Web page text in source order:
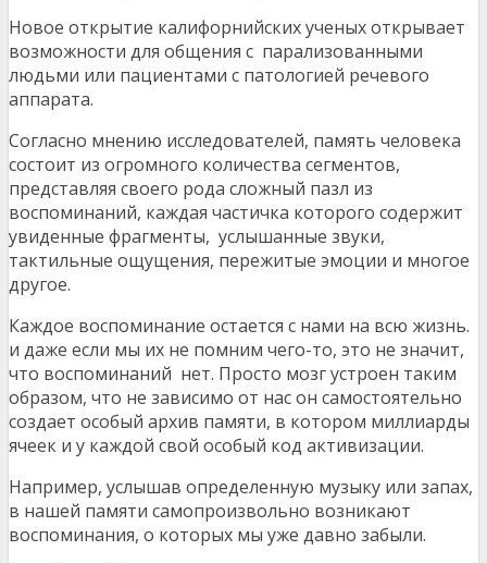
Новое открытие калифорнийских ученых открывает
возможности для общения с парализованными
людьми или пациентами с патологией речевого
аппарата.
Согласно мнению исследователей, память человека
состоит из огромного количества сегментов,
представляя своего рода сложный пазл из
воспоминаний, каждая частичка которого содержит
увиденные фрагменты, услышанные звуки,
тактильные ощущения, пережитые эмоции и многое
другое.
Каждое воспоминание остается с нами на всю жизнь.
и даже если мы их не помним чего-то, это не значит,
что воспоминаний нет. Просто мозг устроен таким
образом, что не зависимо от нас он самостоятельно
создает особый архив памяти, в котором миллиарды
ячеек и у каждой свой особый код активизации.
Например, услышав определенную музыку или запах,
в нашей памяти самопроизвольно возникают
воспоминания, о которых мы уже давно забыли.